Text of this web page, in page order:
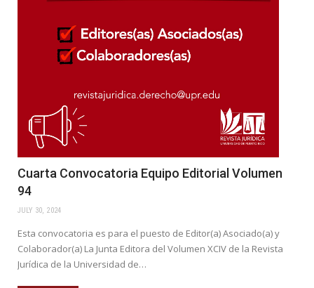
Cuarta Convocatoria Equipo Editorial Volumen
94
JULY 30, 2024
Esta convocatoria es para el puesto de Editor(a) Asociado(a) y
Colaborador(a) La Junta Editora del Volumen XCIV de la Revista
Jurídica de la Universidad de…